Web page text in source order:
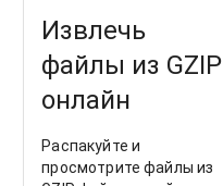
Извлечь
файлы из GZIP
онлайн
Распакуйте и
просмотрите файлы из